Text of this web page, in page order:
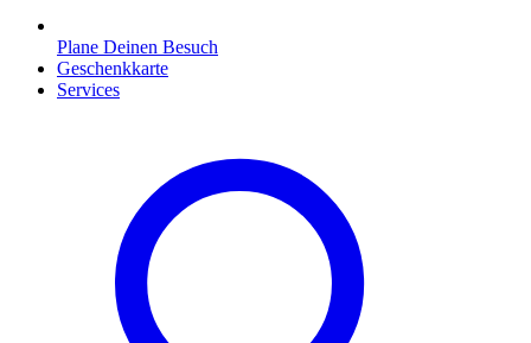
Plane Deinen Besuch
Geschenkkarte
Services